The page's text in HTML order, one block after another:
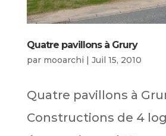
Quatre pavillons à Grury
par mooarchi | Juil 15, 2010
Quatre pavillons à
Constructions de 4